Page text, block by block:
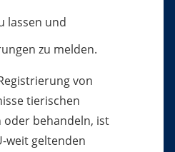
lassen und
zu melden.
von
tierischen
behandeln, ist
weit geltenden